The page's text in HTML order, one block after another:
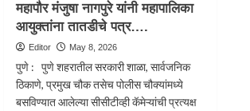
बस
स्टँड
परिसरात
आंदेकर
टोळीकडून
आरोपीच्या
भावाची
महापौर मंजुषा नागपुरे यांनी महापालिका
आयुक्तांना तातडीचे पत्र….
Editor May 8, 2026
पुणे : पुणे शहरातील सरकारी शाळा, सार्वजनिक
ठिकाणे, प्रमुख चौक तसेच पोलीस चौक्यांमध्ये
बसविण्यात आलेल्या सीसीटीव्ही कॅमेऱ्यांची प्रत्यक्ष